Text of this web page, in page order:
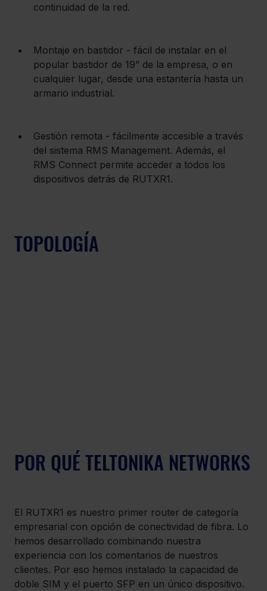
continuidad de la red.
Montaje en bastidor - fácil de instalar en el
popular bastidor de 19” de la empresa, o en
cualquier lugar, desde una estantería hasta un
armario industrial.
Gestión remota - fácilmente accesible a través
del sistema RMS Management. Además, el
RMS Connect permite acceder a todos los
dispositivos detrás de RUTXR1.
TOPOLOGÍA
POR QUÉ TELTONIKA NETWORKS
El RUTXR1 es nuestro primer router de categoría
empresarial con opción de conectividad de fibra. Lo
hemos desarrollado combinando nuestra
experiencia con los comentarios de nuestros
clientes. Por eso hemos instalado la capacidad de
doble SIM y el puerto SFP en un único dispositivo.